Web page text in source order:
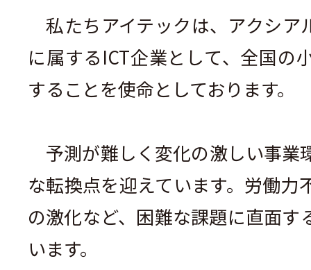
私たちアイテックは、アクシア
に属するICT企業として、全国の
することを使命としております。
予測が難しく変化の激しい事業
な転換点を迎えています。労働力
の激化など、困難な課題に直面す
います。